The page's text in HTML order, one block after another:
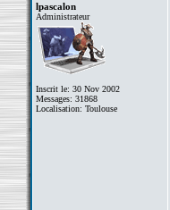
lpascalon
Administrateur
Inscrit le: 30 Nov 2002
Messages: 31868
Localisation: Toulouse